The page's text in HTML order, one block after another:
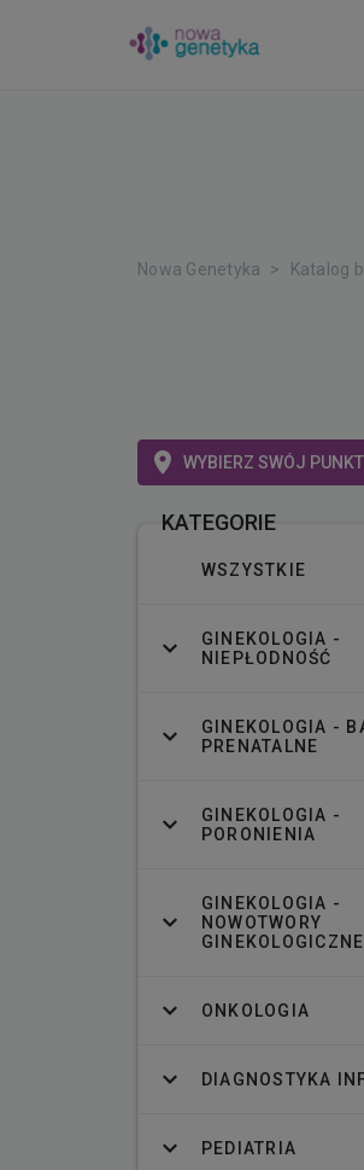
Nowa Genetyka Katalog
WYBIERZ SWÓJ
KATEGORIE
WSZYSTKIE
GINEKOLOGIA -
NIEPŁODNOŚĆ
GINEKOLOGIA -
PRENATALNE
GINEKOLOGIA -
PORONIENIA
GINEKOLOGIA -
NOWOTWORY
GINEKOLOGICZNE
ONKOLOGIA
DIAGNOSTYKA
PEDIATRIA